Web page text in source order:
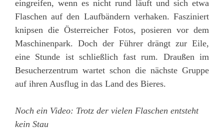
eingreifen, wenn es nicht rund läuft und sich etwa
Flaschen auf den Laufbändern verhaken. Fasziniert
knipsen die Österreicher Fotos, posieren vor dem
Maschinenpark. Doch der Führer drängt zur Eile,
eine Stunde ist schließlich fast rum. Draußen im
Besucherzentrum wartet schon die nächste Gruppe
auf ihren Ausflug in das Land des Bieres.
Noch ein Video: Trotz der vielen Flaschen entsteht
kein Stau